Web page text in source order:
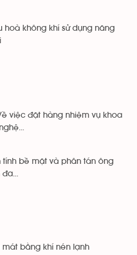
hoà không khí sử dụng năng
Về việc đặt hàng nhiệm vụ khoa
tính bề mặt và phân tán ông
mát bằng khí nén lạnh